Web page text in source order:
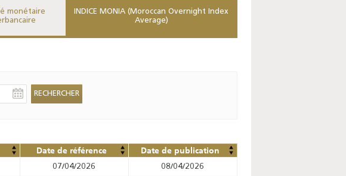
monétaire
INDICE MONIA (Moroccan Overnight Index
Average)
Date de référence Date de publication
07/04/2026 08/04/2026